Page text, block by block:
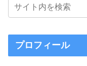
プロフィール